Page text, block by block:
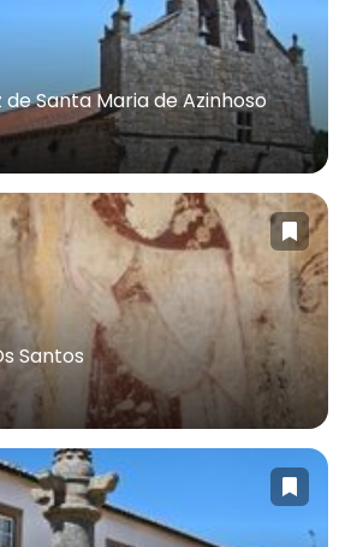
Santa Maria de Azinhoso
Santos